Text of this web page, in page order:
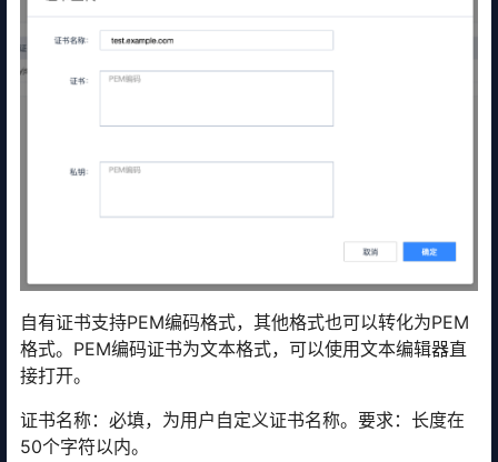
自有证书支持PEM编码格式，其他格式也可以转化为PEM
格式。PEM编码证书为文本格式，可以使用文本编辑器直
接打开。
证书名称：必填，为用户自定义证书名称。要求：长度在
50个字符以内。